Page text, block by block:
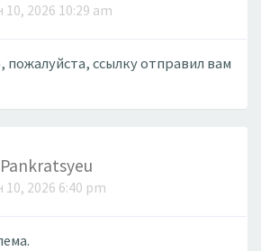
2026 10:29 am
ссылку отправил вам
2026 6:40 pm